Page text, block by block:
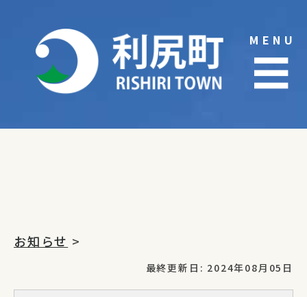
content
MENU
☰
お知らせ >
最終更新日: 2024年08月05日